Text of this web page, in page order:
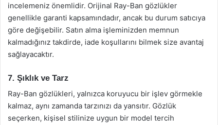
incelemeniz önemlidir. Orijinal Ray-Ban gözlükler
genellikle garanti kapsamındadır, ancak bu durum satıcıya
göre değişebilir. Satın alma işleminizden memnun
kalmadığınız takdirde, iade koşullarını bilmek size avantaj
sağlayacaktır.
7. Şıklık ve Tarz
Ray-Ban gözlükleri, yalnızca koruyucu bir işlev görmekle
kalmaz, aynı zamanda tarzınızı da yansıtır. Gözlük
seçerken, kişisel stilinize uygun bir model tercih